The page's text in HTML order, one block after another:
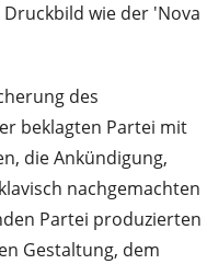
wie der 'Nova
des
beklagten Partei mit
die Ankündigung,
nachgemachten
Partei produzierten
Gestaltung, dem